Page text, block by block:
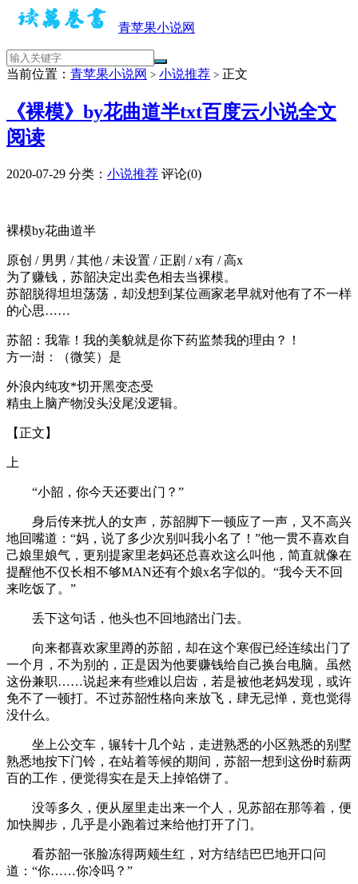
青苹果小说网
当前位置： 青苹果小说网 > 小说推荐 > 正文
《裸模》by花曲道半txt百度云小说全文
阅读
2020-07-29 分类： 小说推荐 评论(0)
裸模by花曲道半
原创 / 男男 / 其他 / 未设置 / 正剧 / x有 / 高x
为了赚钱，苏韶决定出卖色相去当裸模。
苏韶脱得坦坦荡荡，却没想到某位画家老早就对他有了不一样
的心思……
苏韶：我靠！我的美貌就是你下药监禁我的理由？！
方一澍：（微笑）是
外浪内纯攻*切开黑变态受
精虫上脑产物没头没尾没逻辑。
【正文】
上
“小韶，你今天还要出门？”
身后传来扰人的女声，苏韶脚下一顿应了一声，又不高兴
地回嘴道：“妈，说了多少次别叫我小名了！”他一贯不喜欢自
己娘里娘气，更别提家里老妈还总喜欢这么叫他，简直就像在
提醒他不仅长相不够MAN还有个娘x名字似的。“我今天不回
来吃饭了。”
丢下这句话，他头也不回地踏出门去。
向来都喜欢家里蹲的苏韶，却在这个寒假已经连续出门了
一个月，不为别的，正是因为他要赚钱给自己换台电脑。虽然
这份兼职……说起来有些难以启齿，若是被他老妈发现，或许
免不了一顿打。不过苏韶性格向来放飞，肆无忌惮，竟也觉得
没什么。
坐上公交车，辗转十几个站，走进熟悉的小区熟悉的别墅
熟悉地按下门铃，在站着等候的期间，苏韶一想到这份时薪两
百的工作，便觉得实在是天上掉馅饼了。
没等多久，便从屋里走出来一个人，见苏韶在那等着，便
加快脚步，几乎是小跑着过来给他打开了门。
看苏韶一张脸冻得两颊生红，对方结结巴巴地开口问
道：“你……你冷吗？”